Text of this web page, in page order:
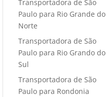
Transportadora de São
Paulo para Rio Grande do
Norte
Transportadora de São
Paulo para Rio Grando do
Sul
Transportadora de São
Paulo para Rondonia